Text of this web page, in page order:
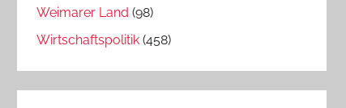
Weimarer Land (98)
Wirtschaftspolitik (458)